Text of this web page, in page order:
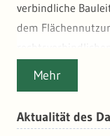
verbindliche
dem
Ordnung. Die
sonstige Nutzung
Mehr
Aktualität des